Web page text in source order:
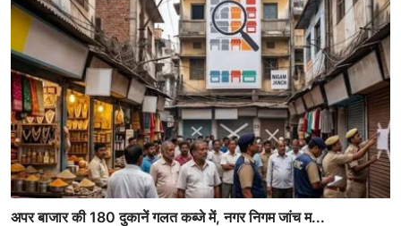
अपर बाजार की 180 दुकानें गलत कब्जे में, नगर निगम जांच म...